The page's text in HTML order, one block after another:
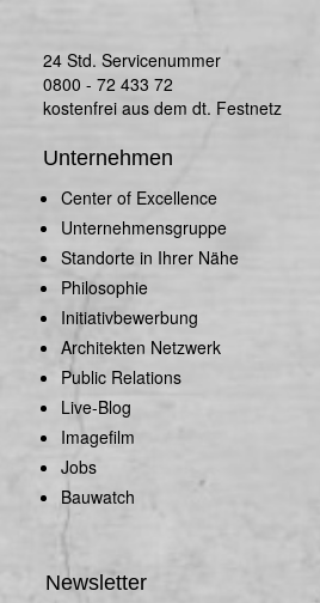
24 Std. Servicenummer
0800 - 72 433 72
kostenfrei aus dem dt. Festnetz
Unternehmen
Center of Excellence
Unternehmensgruppe
Standorte in Ihrer Nähe
Philosophie
Initiativbewerbung
Architekten Netzwerk
Public Relations
Live-Blog
Imagefilm
Jobs
Bauwatch
Newsletter